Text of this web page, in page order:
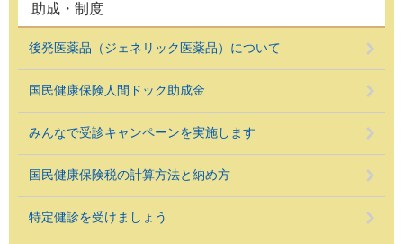
助成・制度
後発医薬品（ジェネリック医薬品）について
国民健康保険人間ドック助成金
みんなで受診キャンペーンを実施します
国民健康保険税の計算方法と納め方
特定健診を受けましょう